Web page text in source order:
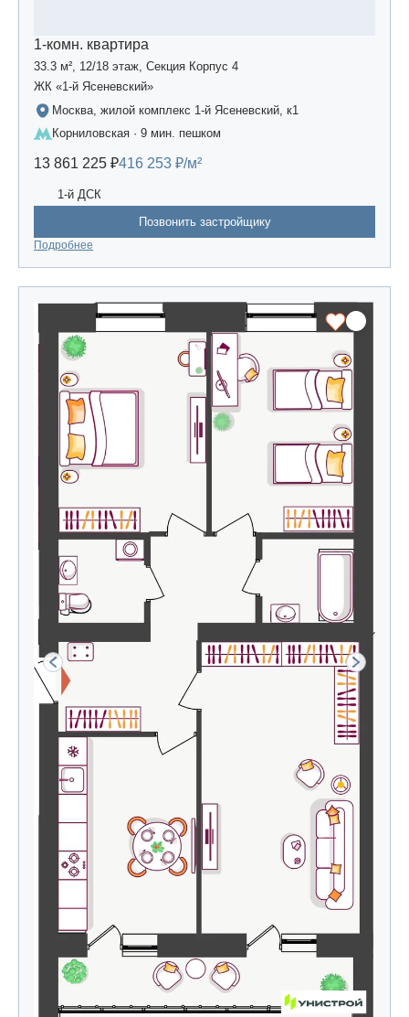
1-комн. квартира
33.3 м², 12/18 этаж, Секция Корпус 4
ЖК «1-й Ясеневский»
Москва, жилой комплекс 1-й Ясеневский, к1
Корниловская · 9 мин. пешком
13 861 225 ₽416 253 ₽/м²
1-й ДСК
Позвонить застройщику
Подробнее